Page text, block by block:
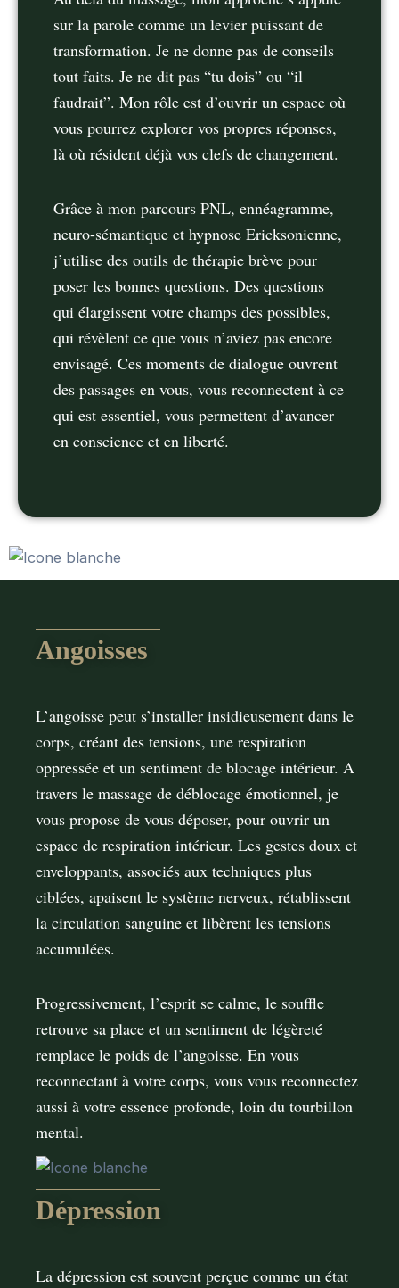
sur la parole comme un levier puissant de
transformation. Je ne donne pas de conseils
tout faits. Je ne dit pas “tu dois” ou “il
faudrait”. Mon rôle est d’ouvrir un espace où
vous pourrez explorer vos propres réponses,
là où résident déjà vos clefs de changement.
Grâce à mon parcours PNL, ennéagramme,
neuro-sémantique et hypnose Ericksonienne,
j’utilise des outils de thérapie brève pour
poser les bonnes questions. Des questions
qui élargissent votre champs des possibles,
qui révèlent ce que vous n’aviez pas encore
envisagé. Ces moments de dialogue ouvrent
des passages en vous, vous reconnectent à ce
qui est essentiel, vous permettent d’avancer
en conscience et en liberté.
Angoisses
L’angoisse peut s’installer insidieusement dans le
corps, créant des tensions, une respiration
oppressée et un sentiment de blocage intérieur. A
travers le massage de déblocage émotionnel, je
vous propose de vous déposer, pour ouvrir un
espace de respiration intérieur. Les gestes doux et
enveloppants, associés aux techniques plus
ciblées, apaisent le système nerveux, rétablissent
la circulation sanguine et libèrent les tensions
accumulées.
Progressivement, l’esprit se calme, le souﬄe
retrouve sa place et un sentiment de légèreté
remplace le poids de l’angoisse. En vous
reconnectant à votre corps, vous vous reconnectez
aussi à votre essence profonde, loin du tourbillon
mental.
Dépression
La dépression est souvent perçue comme un état